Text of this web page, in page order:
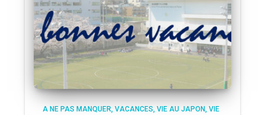
A NE PAS MANQUER VACANCES VIE AU JAPON VIE